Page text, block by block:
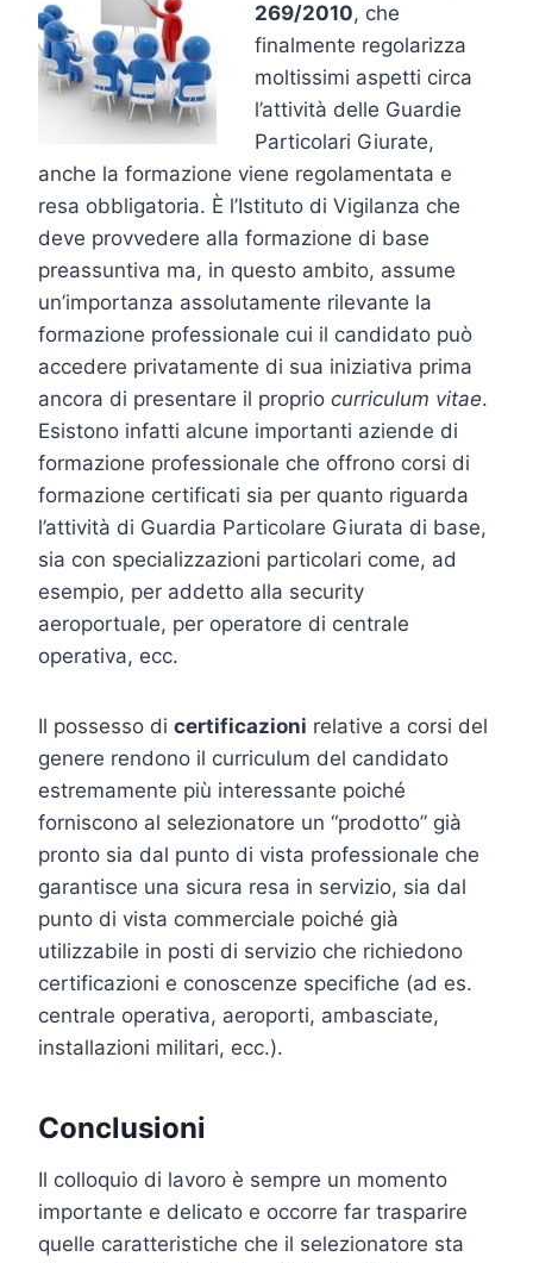
269/2010, che
finalmente regolarizza
moltissimi aspetti circa
l’attività delle Guardie
Particolari Giurate,
anche la formazione viene regolamentata e
resa obbligatoria. È l’Istituto di Vigilanza che
deve provvedere alla formazione di base
preassuntiva ma, in questo ambito, assume
un’importanza assolutamente rilevante la
formazione professionale cui il candidato può
accedere privatamente di sua iniziativa prima
ancora di presentare il proprio curriculum vitae.
Esistono infatti alcune importanti aziende di
formazione professionale che offrono corsi di
formazione certificati sia per quanto riguarda
l’attività di Guardia Particolare Giurata di base,
sia con specializzazioni particolari come, ad
esempio, per addetto alla security
aeroportuale, per operatore di centrale
operativa, ecc.
Il possesso di certificazioni relative a corsi del
genere rendono il curriculum del candidato
estremamente più interessante poiché
forniscono al selezionatore un “prodotto” già
pronto sia dal punto di vista professionale che
garantisce una sicura resa in servizio, sia dal
punto di vista commerciale poiché già
utilizzabile in posti di servizio che richiedono
certificazioni e conoscenze specifiche (ad es.
centrale operativa, aeroporti, ambasciate,
installazioni militari, ecc.).
Conclusioni
Il colloquio di lavoro è sempre un momento
importante e delicato e occorre far trasparire
quelle caratteristiche che il selezionatore sta